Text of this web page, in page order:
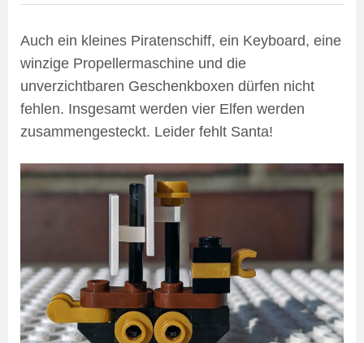
Auch ein kleines Piratenschiff, ein Keyboard, eine
winzige Propellermaschine und die
unverzichtbaren Geschenkboxen dürfen nicht
fehlen. Insgesamt werden vier Elfen werden
zusammengesteckt. Leider fehlt Santa!